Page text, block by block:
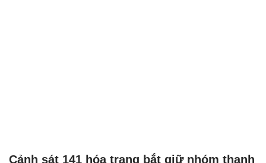
Cảnh sát 141 hóa trang bắt giữ nhóm thanh